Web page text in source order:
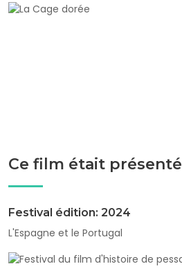
Ce film était présenté
Festival édition: 2024
L'Espagne et le Portugal